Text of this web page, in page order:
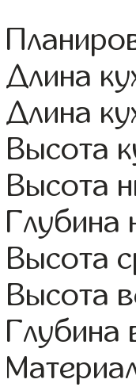
Длина
Длина
Высота
Высота
Высота
Высота
Глубина